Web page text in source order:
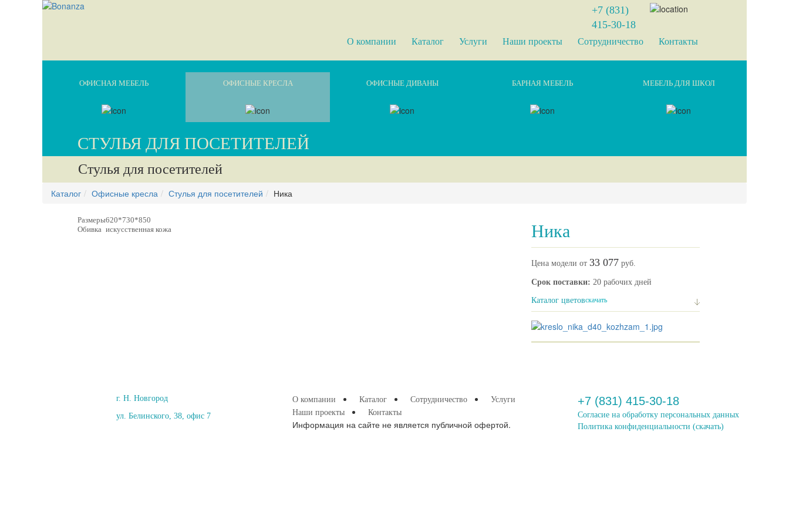
+7 (831)
415-30-18
О компании Каталог Услуги Наши проекты Сотрудничество Контакты
ОФИСНАЯ МЕБЕЛЬ ОФИСНЫЕ КРЕСЛА ОФИСНЫЕ ДИВАНЫ БАРНАЯ МЕБЕЛЬ МЕБЕЛЬ ДЛЯ ШКОЛ
СТУЛЬЯ ДЛЯ ПОСЕТИТЕЛЕЙ
Стулья для посетителей
Каталог Офисные кресла Стулья для посетителей Ника
Ника
Цена модели от 33 077 руб.
Срок поставки: 20 рабочих дней
Каталог цветовскачать
Размеры620*730*850
Обивка искусственная кожа
г. Н. Новгород
ул. Белинского, 38, офис 7
О компании Каталог Сотрудничество
Услуги
Наши проекты
Контакты
Информация на сайте не является публичной офертой.
+7 (831) 415-30-18
Согласие на обработку персональных данных
Политика конфиденциальности (скачать)